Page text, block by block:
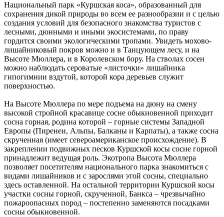
Национальный парк «Куршская коса», образованный для
сохранения дикой природы во всем ее разнообразии и с целью
создания условий для безопасного знакомства туристов с
лесными, дюнными и иными экосистемами, по праву
гордится своими экологическими тропами. Увидеть мохово-
лишайниковый покров можно и в Танцующем лесу, и на
Высоте Мюллера, и в Королевском бору. На стволах сосен
можно наблюдать сероватые «листочки» лишайника
гипогимнии вздутой, которой кора деревьев служит
поверхностью.
На Высоте Мюллера по мере подъема на дюну на смену
высокой стройной красавице сосне обыкновенной приходит
сосна горная, родина которой – горные системы Западной
Европы (Пиренеи, Альпы, Балканы и Карпаты), а также сосна
скрученная (имеет североамериканское происхождение). В
закреплении подвижных песков Куршской косы сосне горной
принадлежит ведущая роль. Экотропа Высота Мюллера
позволяет посетителям национального парка знакомиться с
видами лишайников и с зарослями этой сосны, специально
здесь оставленной. На остальной территории Куршской косы
участки сосны горной, скрученной, Банкса – чрезвычайно
пожароопасных пород – постепенно заменяются посадками
сосны обыкновенной.